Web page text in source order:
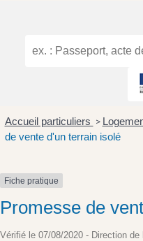
Accueil particuliers >
de vente d'un terrain isolé
Fiche pratique
Promesse de
Vérifié le 07/08/2020 - Direction